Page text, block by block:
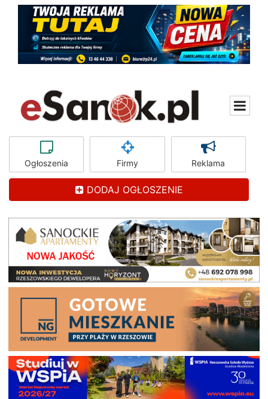
Ogłoszenia Firmy Reklama
DODAJ OGŁOSZENIE